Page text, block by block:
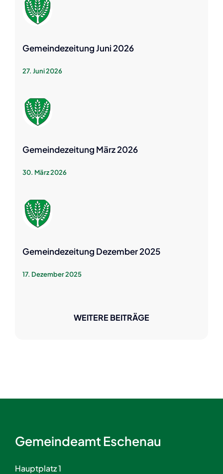
Gemeindezeitung Juni 2026
27. Juni 2026
Gemeindezeitung März 2026
30. März 2026
Gemeindezeitung Dezember 2025
17. Dezember 2025
WEITERE BEITRÄGE
Gemeindeamt Eschenau
Hauptplatz 1